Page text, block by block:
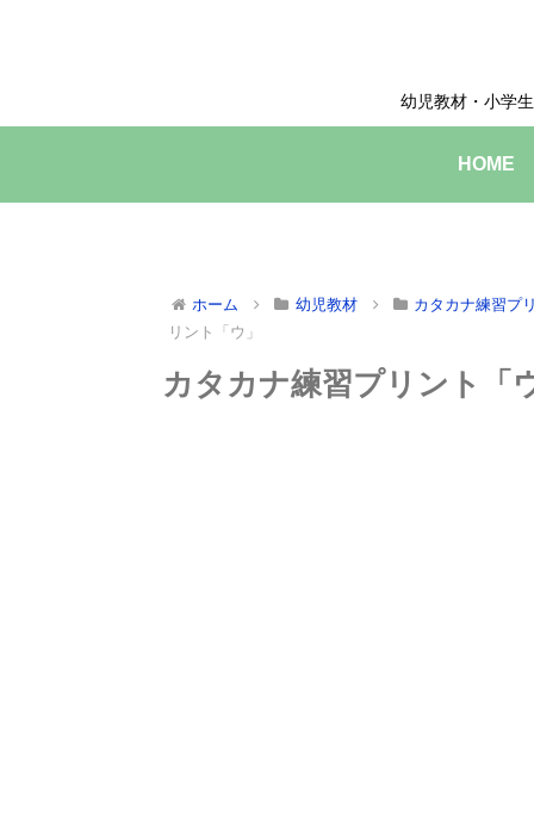
幼児教材・小学
HOME
ホーム 幼児教材 カタカナ練習プ
リント「ウ」
カタカナ練習プリント「